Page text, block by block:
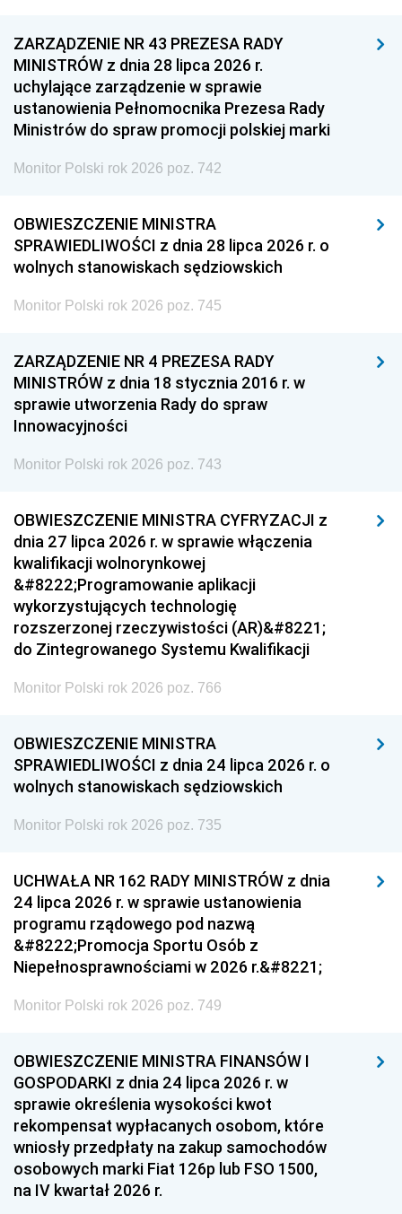
ZARZĄDZENIE NR 43 PREZESA RADY
MINISTRÓW z dnia 28 lipca 2026 r.
uchylające zarządzenie w sprawie
ustanowienia Pełnomocnika Prezesa Rady
Ministrów do spraw promocji polskiej marki
Monitor Polski rok 2026 poz. 742
OBWIESZCZENIE MINISTRA
SPRAWIEDLIWOŚCI z dnia 28 lipca 2026 r. o
wolnych stanowiskach sędziowskich
Monitor Polski rok 2026 poz. 745
ZARZĄDZENIE NR 4 PREZESA RADY
MINISTRÓW z dnia 18 stycznia 2016 r. w
sprawie utworzenia Rady do spraw
Innowacyjności
Monitor Polski rok 2026 poz. 743
OBWIESZCZENIE MINISTRA CYFRYZACJI z
dnia 27 lipca 2026 r. w sprawie włączenia
kwalifikacji wolnorynkowej
&#8222;Programowanie aplikacji
wykorzystujących technologię
rozszerzonej rzeczywistości (AR)&#8221;
do Zintegrowanego Systemu Kwalifikacji
Monitor Polski rok 2026 poz. 766
OBWIESZCZENIE MINISTRA
SPRAWIEDLIWOŚCI z dnia 24 lipca 2026 r. o
wolnych stanowiskach sędziowskich
Monitor Polski rok 2026 poz. 735
UCHWAŁA NR 162 RADY MINISTRÓW z dnia
24 lipca 2026 r. w sprawie ustanowienia
programu rządowego pod nazwą
&#8222;Promocja Sportu Osób z
Niepełnosprawnościami w 2026 r.&#8221;
Monitor Polski rok 2026 poz. 749
OBWIESZCZENIE MINISTRA FINANSÓW I
GOSPODARKI z dnia 24 lipca 2026 r. w
sprawie określenia wysokości kwot
rekompensat wypłacanych osobom, które
wniosły przedpłaty na zakup samochodów
osobowych marki Fiat 126p lub FSO 1500,
na IV kwartał 2026 r.